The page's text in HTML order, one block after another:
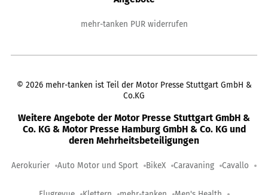
mehr-tanken PUR widerrufen
© 2026 mehr-tanken ist Teil der Motor Presse Stuttgart GmbH &
Co.KG
Weitere Angebote der Motor Presse Stuttgart GmbH &
Co. KG & Motor Presse Hamburg GmbH & Co. KG und
deren Mehrheitsbeteiligungen
Aerokurier Auto Motor und Sport BikeX Caravaning Cavallo